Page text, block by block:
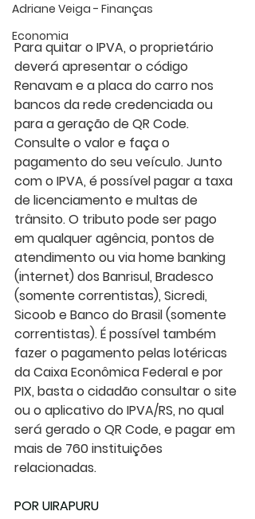
Adriane Veiga - Finanças
Economia
Para quitar o IPVA, o proprietário
deverá apresentar o código
Renavam e a placa do carro nos
bancos da rede credenciada ou
para a geração de QR Code.
Consulte o valor e faça o
pagamento do seu veículo. Junto
com o IPVA, é possível pagar a taxa
de licenciamento e multas de
trânsito. O tributo pode ser pago
em qualquer agência, pontos de
atendimento ou via home banking
(internet) dos Banrisul, Bradesco
(somente correntistas), Sicredi,
Sicoob e Banco do Brasil (somente
correntistas). É possível também
fazer o pagamento pelas lotéricas
da Caixa Econômica Federal e por
PIX, basta o cidadão consultar o site
ou o aplicativo do IPVA/RS, no qual
será gerado o QR Code, e pagar em
mais de 760 instituições
relacionadas.
POR UIRAPURU